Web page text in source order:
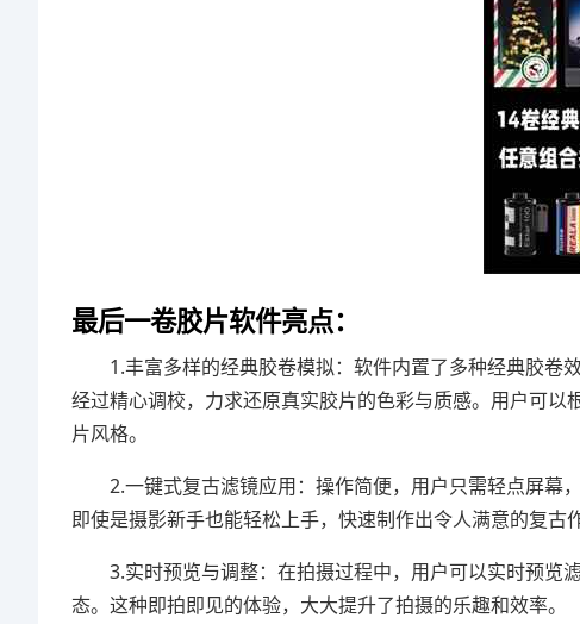
最后一卷胶片软件亮点：
1.丰富多样的经典胶卷模拟：软件内置了多种经典胶卷
经过精心调校，力求还原真实胶片的色彩与质感。用户可
片风格。
2.一键式复古滤镜应用：操作简便，用户只需轻点屏幕
即使是摄影新手也能轻松上手，快速制作出令人满意的复古作
3.实时预览与调整：在拍摄过程中，用户可以实时预览
态。这种即拍即见的体验，大大提升了拍摄的乐趣和效率。